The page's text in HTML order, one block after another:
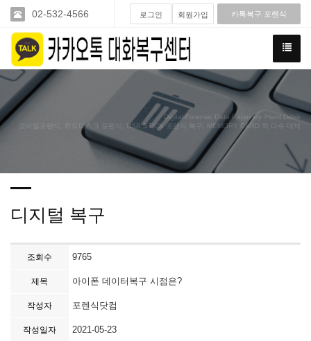
02-532-4566 로그인 회원가입 카톡복구 포렌식
Digital-Forensic Data Recovery /Hard Ddisk
모바일포렌식, 하드디스크 포렌식, USB STICK 포렌식 복구, MEMORY CARD 외 다수 매체
디지털 복구
조회수 9765
제목 아이폰 데이터복구 시점은?
작성자 포렌식닷컴
작성일자 2021-05-23